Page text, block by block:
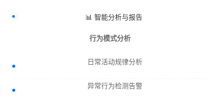
📊 智能分析与报告
行为模式分析
日常活动规律分析
异常行为检测告警